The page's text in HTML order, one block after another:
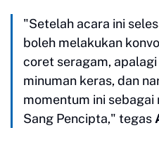
​"Setelah acara ini
boleh melakukan
coret seragam,
minuman keras, dan
momentum ini
Sang Pencipta," tegas